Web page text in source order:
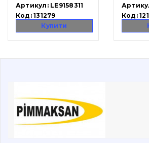
Фільтри та мастильні матеріали
Ходова частина
Ножі, ріжучі кромки
Захист (ковша, адаптера)
Артикул: LE9158311
Код:131279
Купити
Код: